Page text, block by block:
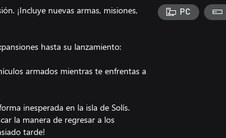
¡Incluye nuevas armas, misiones,
hasta su lanzamiento:
armados mientras te enfrentas a
inesperada en la isla de Solís.
la manera de regresar a los
tarde!
PC